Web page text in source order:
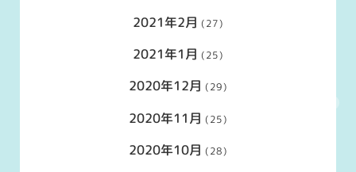
2021年2月 (27)
2021年1月 (25)
2020年12月 (29)
2020年11月 (25)
2020年10月 (28)